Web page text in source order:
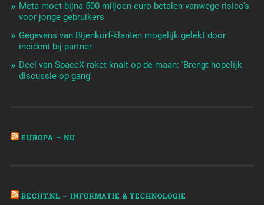
Meta moet bijna 500 miljoen euro betalen vanwege risico's
voor jonge gebruikers
Gegevens van Bijenkorf-klanten mogelijk gelekt door
incident bij partner
Deel van SpaceX-raket knalt op de maan: 'Brengt hopelijk
discussie op gang'
EUROPA – NU
RECHT.NL – INFORMATIE & TECHNOLOGIE